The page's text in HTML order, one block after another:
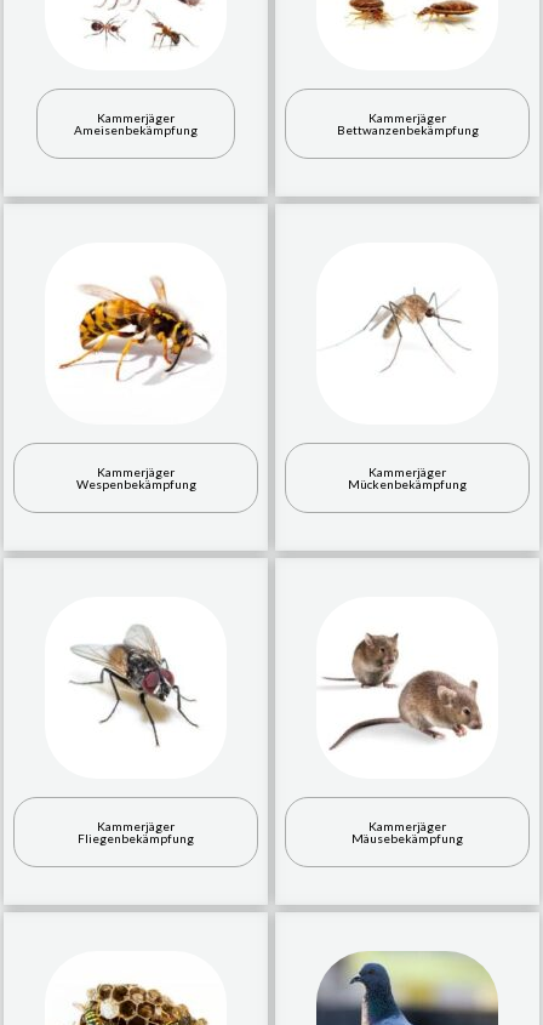
Kammerjäger
Ameisenbekämpfung
Kammerjäger
Bettwanzenbekämpfung
Kammerjäger
Wespenbekämpfung
Kammerjäger
Mückenbekämpfung
Kammerjäger
Fliegenbekämpfung
Kammerjäger
Mäusebekämpfung